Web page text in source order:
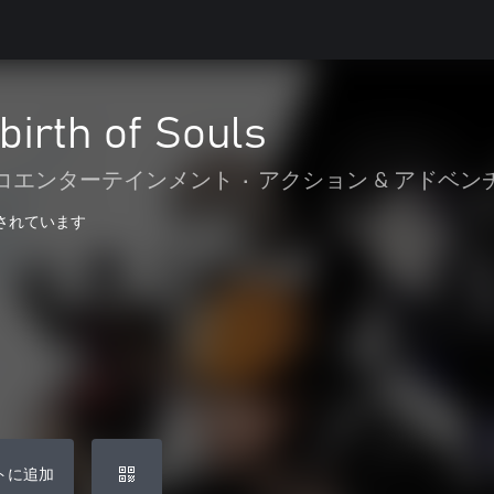
of Souls
エンターテインメント • アクション & アドベン
れています
に追加